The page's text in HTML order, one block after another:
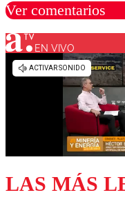
Ver comentarios
Los comentarios
EN VIVO
LAS MÁS